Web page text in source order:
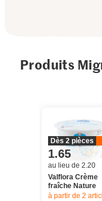
Produits
Dès 2 pièces
1.65
au lieu de 2.20
Valflora Crème
fraîche Nature
à partir de 2 articles,